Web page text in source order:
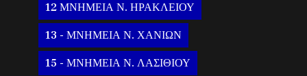
12 ΜΝΗΜΕΙΑ Ν. ΗΡΑΚΛΕΙΟΥ
13 - ΜΝΗΜΕΙΑ Ν. ΧΑΝΙΩΝ
15 - ΜΝΗΜΕΙΑ Ν. ΛΑΣΙΘΙΟΥ